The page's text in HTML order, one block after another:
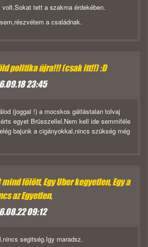
volt.Sokat tett a szakma érdekében.
a családnak.
politika újra!!! (csak itt!!) :D
23:45
(joggal !) a mocskos gátlástalan tolvaj
egyet Brüsszellel.Nem kell ide semmiféle
bajunk a cigányokkal,nincs szükség még
mind fölött, Egy Uber kegyetlen, Egy a
az Egyetlen,
09:12
segitség.Igy maradsz.